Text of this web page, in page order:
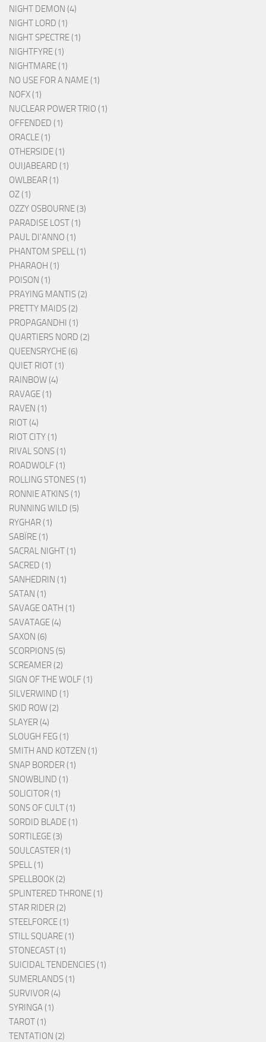
NIGHT DEMON (4)
NIGHT LORD (1)
NIGHT SPECTRE (1)
NIGHTFYRE (1)
NIGHTMARE (1)
NO USE FOR A NAME (1)
NOFX (1)
NUCLEAR POWER TRIO (1)
OFFENDED (1)
ORACLE (1)
OTHERSIDE (1)
OUIJABEARD (1)
OWLBEAR (1)
OZ (1)
OZZY OSBOURNE (3)
PARADISE LOST (1)
PAUL DI'ANNO (1)
PHANTOM SPELL (1)
PHARAOH (1)
POISON (1)
PRAYING MANTIS (2)
PRETTY MAIDS (2)
PROPAGANDHI (1)
QUARTIERS NORD (2)
QUEENSRYCHE (6)
QUIET RIOT (1)
RAINBOW (4)
RAVAGE (1)
RAVEN (1)
RIOT (4)
RIOT CITY (1)
RIVAL SONS (1)
ROADWOLF (1)
ROLLING STONES (1)
RONNIE ATKINS (1)
RUNNING WILD (5)
RYGHAR (1)
SABÏRE (1)
SACRAL NIGHT (1)
SACRED (1)
SANHEDRIN (1)
SATAN (1)
SAVAGE OATH (1)
SAVATAGE (4)
SAXON (6)
SCORPIONS (5)
SCREAMER (2)
SIGN OF THE WOLF (1)
SILVERWIND (1)
SKID ROW (2)
SLAYER (4)
SLOUGH FEG (1)
SMITH AND KOTZEN (1)
SNAP BORDER (1)
SNOWBLIND (1)
SOLICITOR (1)
SONS OF CULT (1)
SORDID BLADE (1)
SORTILEGE (3)
SOULCASTER (1)
SPELL (1)
SPELLBOOK (2)
SPLINTERED THRONE (1)
STAR RIDER (2)
STEELFORCE (1)
STILL SQUARE (1)
STONECAST (1)
SUICIDAL TENDENCIES (1)
SUMERLANDS (1)
SURVIVOR (4)
SYRINGA (1)
TAROT (1)
TENTATION (2)